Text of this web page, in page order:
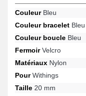
bracelet montre
exceptionnelle et est
Sport, Steel HR 40
marque Withings. Au
en nylon Withings
CouleurBleu
Couleur bracelet Bleu
Couleur boucle Bleu
FermoirVelcro
Matériaux Nylon
PourWithings
Taille 20 mm